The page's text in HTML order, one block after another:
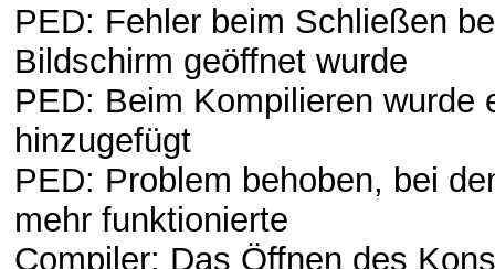
PED: Fehler beim Schließen
Bildschirm geöffnet wurde
PED: Beim Kompilieren
hinzugefügt
PED: Problem behoben, bei
mehr funktionierte
Compiler: Das Öffnen des